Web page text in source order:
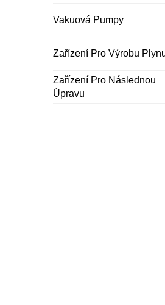
Vakuová Pumpy
Zařízení Pro Výrobu
Zařízení Pro Následnou
Úpravu